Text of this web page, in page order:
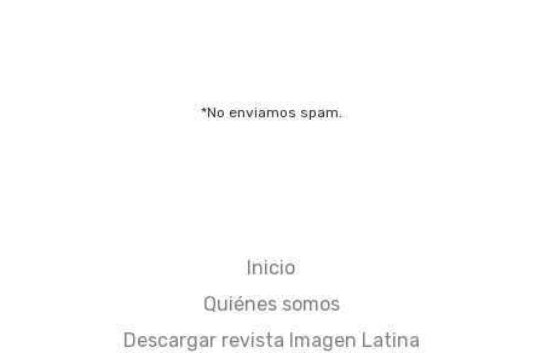
*No enviamos spam.
Inicio
Quiénes somos
Descargar revista Imagen Latina